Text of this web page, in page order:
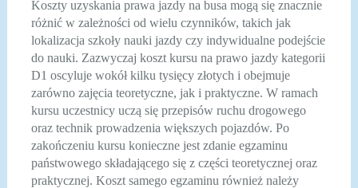
Koszty uzyskania prawa jazdy na busa mogą się znacznie
różnić w zależności od wielu czynników, takich jak
lokalizacja szkoły nauki jazdy czy indywidualne podejście
do nauki. Zazwyczaj koszt kursu na prawo jazdy kategorii
D1 oscyluje wokół kilku tysięcy złotych i obejmuje
zarówno zajęcia teoretyczne, jak i praktyczne. W ramach
kursu uczestnicy uczą się przepisów ruchu drogowego
oraz technik prowadzenia większych pojazdów. Po
zakończeniu kursu konieczne jest zdanie egzaminu
państwowego składającego się z części teoretycznej oraz
praktycznej. Koszt samego egzaminu również należy